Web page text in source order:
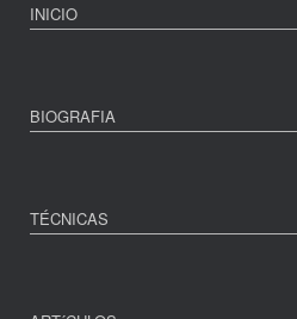
INICIO
BIOGRAFIA
TÉCNICAS